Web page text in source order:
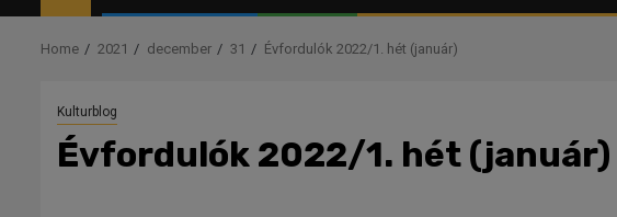
Home 2021 december 31 Évfordulók 2022/1. hét (január)
Kulturblog
Évfordulók 2022/1. hét (január)